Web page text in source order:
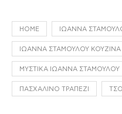
HOME ΙΩΆΝΝΑ
ΙΩΆΝΝΑ ΣΤΑΜΟΎΛΟΥ
ΜΥΣΤΙΚΆ ΙΩΆΝΝΑ ΣΤΑΜΟΎΛΟΥ
ΠΑΣΧΑΛΙΝΌ ΤΡΑΠΈΖΙ